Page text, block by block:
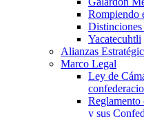
Rompiendo
Yacatecuhtli
Alianzas
Marco Legal
Ley de
Reglamento
y sus